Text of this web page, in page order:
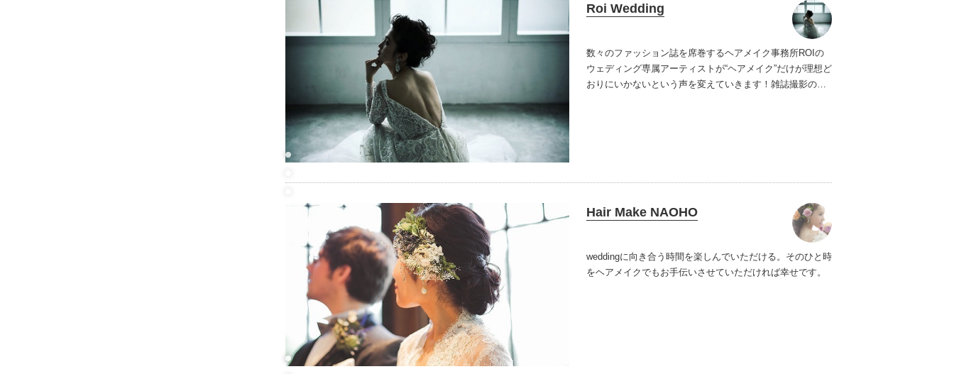
Roi Wedding
数々のファッション誌を席巻するヘアメイク事務所ROIの
ウェディング専属アーティストが“ヘアメイク”だけが理想ど
おりにいかないという声を変えていきます！雑誌撮影の経
Hair Make NAOHO
weddingに向き合う時間を楽しんでいただける。そのひと時
をヘアメイクでもお手伝いさせていただければ幸せです。